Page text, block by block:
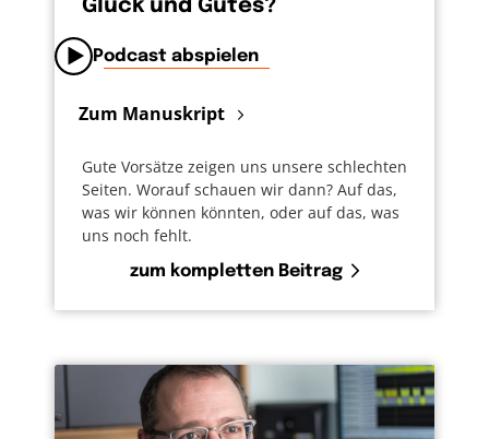
Glück und Gutes?
Podcast abspielen
Zum Manuskript
Gute Vorsätze zeigen uns unsere schlechten
Seiten. Worauf schauen wir dann? Auf das,
was wir können könnten, oder auf das, was
uns noch fehlt.
zum kompletten Beitrag